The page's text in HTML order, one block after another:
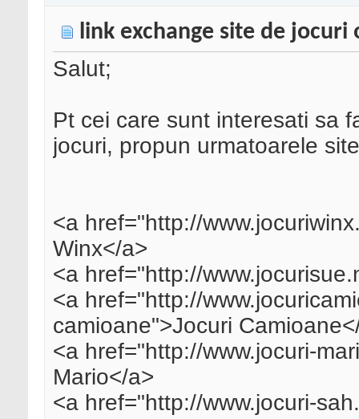
link exchange site de jocuri
Salut;
Pt cei care sunt interesati sa
jocuri, propun urmatoarele
<a href="http://
Winx</a>
<a href="http://
<a href="http://
camioane">Jocuri
<a href="http://www.jocuri-
Mario</a>
<a href="http://www.jocuri-